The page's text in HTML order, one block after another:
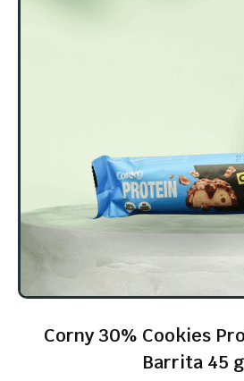
Corny 30% Cookies
Barrita 45